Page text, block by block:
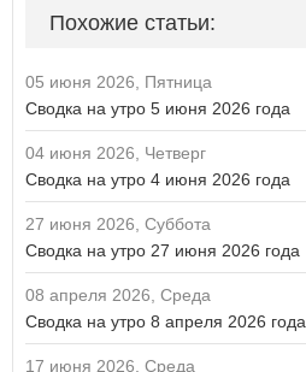
Похожие статьи:
05 июня 2026, Пятница
Сводка на утро 5 июня 2026 года
04 июня 2026, Четверг
Сводка на утро 4 июня 2026 года
27 июня 2026, Суббота
Сводка на утро 27 июня 2026 года
08 апреля 2026, Среда
Сводка на утро 8 апреля 2026 года
17 июня 2026, Среда